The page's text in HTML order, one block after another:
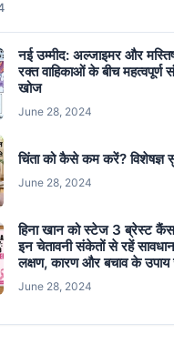
नई उम्मीद: अल्जाइमर और
रक्त वाहिकाओं के बीच महत्वपूर्ण
खोज
June 28, 2024
चिंता को कैसे कम करें? विशेषज्ञ
June 28, 2024
हिना खान को स्टेज 3 ब्रेस्ट
इन चेतावनी संकेतों से रहें
लक्षण, कारण और बचाव के उपाय
June 28, 2024